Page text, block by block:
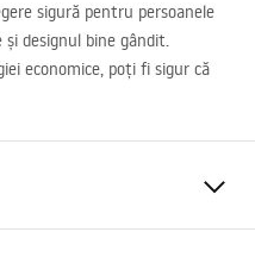
sigură pentru persoanele
designul bine gândit.
economice, poți fi sigur că